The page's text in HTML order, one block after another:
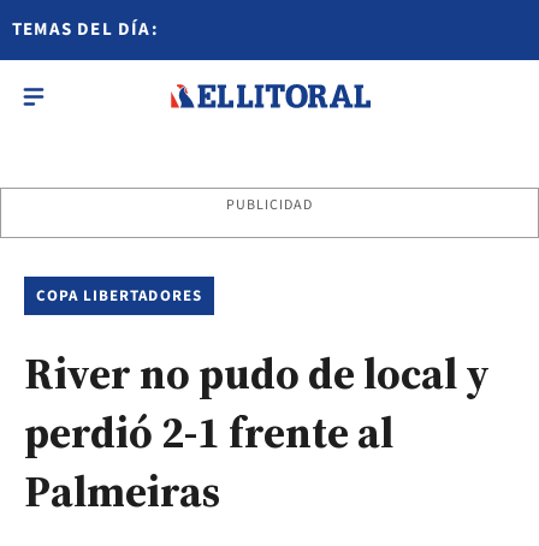
TEMAS DEL DÍA:
PUBLICIDAD
COPA LIBERTADORES
River no pudo de local y
perdió 2-1 frente al
Palmeiras